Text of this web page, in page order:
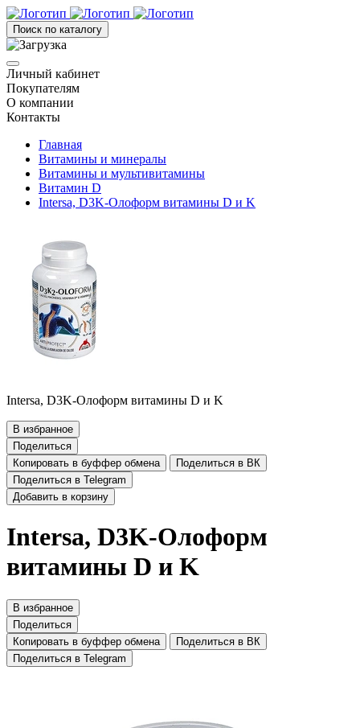
Поиск по каталогу
Личный кабинет
Покупателям
О компании
Контакты
Главная
Витамины и минералы
Витамины и мультивитамины
Витамин D
Intersa, D3K-Олоформ витамины D и K
Intersa, D3K-Олоформ витамины D и K
В избранное
Поделиться
Копировать в буффер обмена
Поделиться в ВК
Поделиться в Telegram
Добавить в корзину
Intersa, D3K-Олоформ
витамины D и K
В избранное
Поделиться
Копировать в буффер обмена
Поделиться в ВК
Поделиться в Telegram